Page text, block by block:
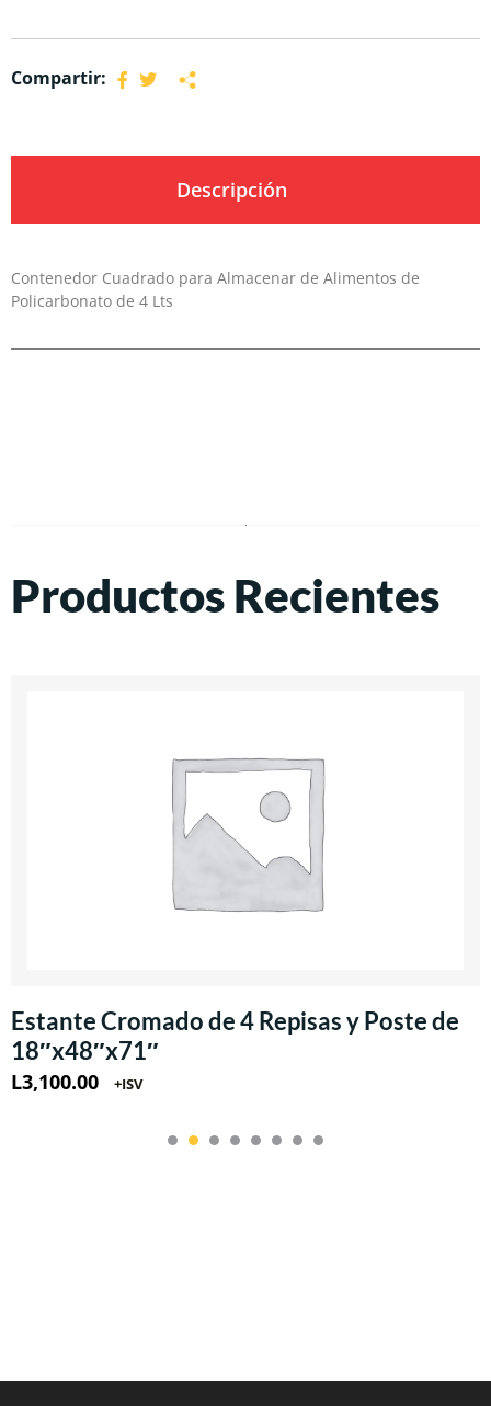
Compartir:
Descripción
Contenedor Cuadrado para Almacenar de Alimentos de
Policarbonato de 4 Lts
Productos Recientes
Estante Cromado de 4 Repisas y Poste de
18″x48″x71″
L3,100.00 +ISV